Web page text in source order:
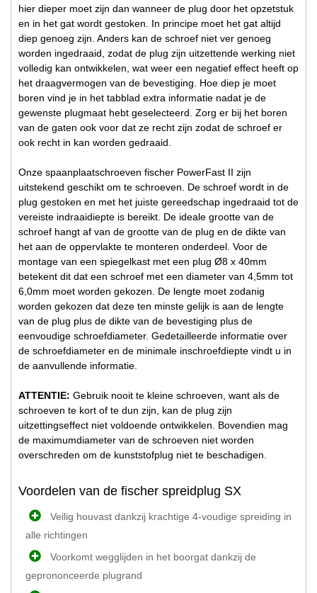
hier dieper moet zijn dan wanneer de plug door het opzetstuk
en in het gat wordt gestoken. In principe moet het gat altijd
diep genoeg zijn. Anders kan de schroef niet ver genoeg
worden ingedraaid, zodat de plug zijn uitzettende werking niet
volledig kan ontwikkelen, wat weer een negatief effect heeft op
het draagvermogen van de bevestiging. Hoe diep je moet
boren vind je in het tabblad extra informatie nadat je de
gewenste plugmaat hebt geselecteerd. Zorg er bij het boren
van de gaten ook voor dat ze recht zijn zodat de schroef er
ook recht in kan worden gedraaid.
Onze spaanplaatschroeven fischer PowerFast II zijn
uitstekend geschikt om te schroeven. De schroef wordt in de
plug gestoken en met het juiste gereedschap ingedraaid tot de
vereiste indraaidiepte is bereikt. De ideale grootte van de
schroef hangt af van de grootte van de plug en de dikte van
het aan de oppervlakte te monteren onderdeel. Voor de
montage van een spiegelkast met een plug Ø8 x 40mm
betekent dit dat een schroef met een diameter van 4,5mm tot
6,0mm moet worden gekozen. De lengte moet zodanig
worden gekozen dat deze ten minste gelijk is aan de lengte
van de plug plus de dikte van de bevestiging plus de
eenvoudige schroefdiameter. Gedetailleerde informatie over
de schroefdiameter en de minimale inschroefdiepte vindt u in
de aanvullende informatie.
ATTENTIE: Gebruik nooit te kleine schroeven, want als de
schroeven te kort of te dun zijn, kan de plug zijn
uitzettingseffect niet voldoende ontwikkelen. Bovendien mag
de maximumdiameter van de schroeven niet worden
overschreden om de kunststofplug niet te beschadigen.
Voordelen van de fischer spreidplug SX
Veilig houvast dankzij krachtige 4-voudige spreiding in
alle richtingen
Voorkomt wegglijden in het boorgat dankzij de
geprononceerde plugrand